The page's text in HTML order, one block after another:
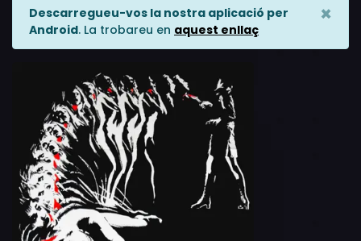
Descarregueu-vos la nostra aplicació per
Android. La trobareu en aquest enllaç
×